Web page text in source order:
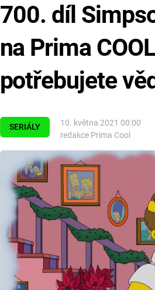
SERIÁLY
10. května 2021 00:00
redakce Prima Cool
700. díl
na Prima
potřebujete